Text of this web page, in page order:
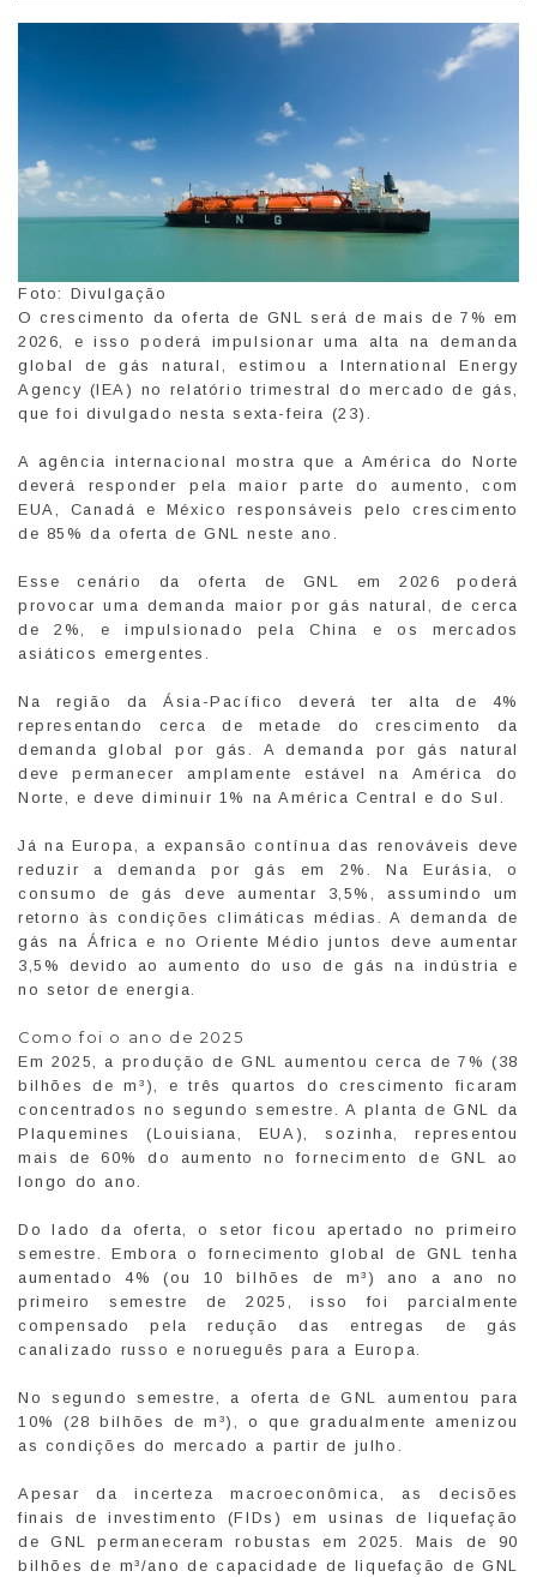
Foto: Divulgação
O crescimento da oferta de GNL será de mais de 7% em
2026, e isso poderá impulsionar uma alta na demanda
global de gás natural, estimou a International Energy
Agency (IEA) no relatório trimestral do mercado de gás,
que foi divulgado nesta sexta-feira (23).
A agência internacional mostra que a América do Norte
deverá responder pela maior parte do aumento, com
EUA, Canadá e México responsáveis pelo crescimento
de 85% da oferta de GNL neste ano.
Esse cenário da oferta de GNL em 2026 poderá
provocar uma demanda maior por gás natural, de cerca
de 2%, e impulsionado pela China e os mercados
asiáticos emergentes.
Na região da Ásia-Pacífico deverá ter alta de 4%
representando cerca de metade do crescimento da
demanda global por gás. A demanda por gás natural
deve permanecer amplamente estável na América do
Norte, e deve diminuir 1% na América Central e do Sul.
Já na Europa, a expansão contínua das renováveis deve
reduzir a demanda por gás em 2%. Na Eurásia, o
consumo de gás deve aumentar 3,5%, assumindo um
retorno às condições climáticas médias. A demanda de
gás na África e no Oriente Médio juntos deve aumentar
3,5% devido ao aumento do uso de gás na indústria e
no setor de energia.
Como foi o ano de 2025
Em 2025, a produção de GNL aumentou cerca de 7% (38
bilhões de m³), e três quartos do crescimento ficaram
concentrados no segundo semestre. A planta de GNL da
Plaquemines (Louisiana, EUA), sozinha, representou
mais de 60% do aumento no fornecimento de GNL ao
longo do ano.
Do lado da oferta, o setor ficou apertado no primeiro
semestre. Embora o fornecimento global de GNL tenha
aumentado 4% (ou 10 bilhões de m³) ano a ano no
primeiro semestre de 2025, isso foi parcialmente
compensado pela redução das entregas de gás
canalizado russo e norueguês para a Europa.
No segundo semestre, a oferta de GNL aumentou para
10% (28 bilhões de m³), o que gradualmente amenizou
as condições do mercado a partir de julho.
Apesar da incerteza macroeconômica, as decisões
finais de investimento (FIDs) em usinas de liquefação
de GNL permaneceram robustas em 2025. Mais de 90
bilhões de m³/ano de capacidade de liquefação de GNL